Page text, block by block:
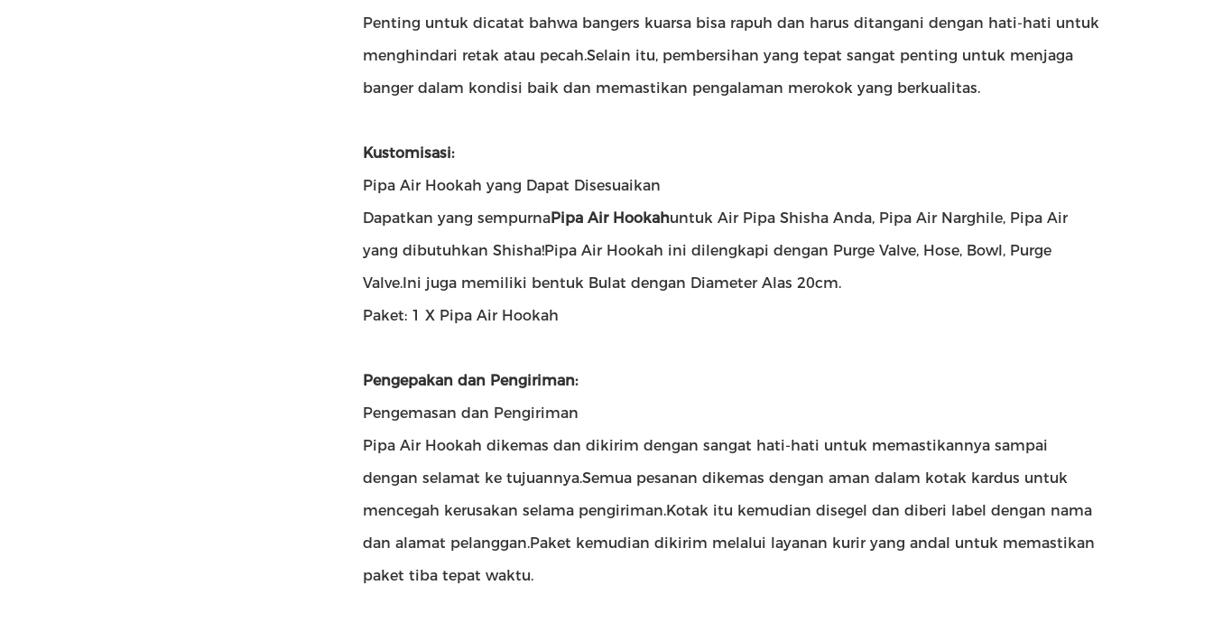
Penting untuk dicatat bahwa bangers kuarsa bisa rapuh dan harus ditangani dengan hati-hati untuk
menghindari retak atau pecah.Selain itu, pembersihan yang tepat sangat penting untuk menjaga
banger dalam kondisi baik dan memastikan pengalaman merokok yang berkualitas.
Kustomisasi:
Pipa Air Hookah yang Dapat Disesuaikan
Dapatkan yang sempurnaPipa Air Hookahuntuk Air Pipa Shisha Anda, Pipa Air Narghile, Pipa Air
yang dibutuhkan Shisha!Pipa Air Hookah ini dilengkapi dengan Purge Valve, Hose, Bowl, Purge
Valve.Ini juga memiliki bentuk Bulat dengan Diameter Alas 20cm.
Paket: 1 X Pipa Air Hookah
Pengepakan dan Pengiriman:
Pengemasan dan Pengiriman
Pipa Air Hookah dikemas dan dikirim dengan sangat hati-hati untuk memastikannya sampai
dengan selamat ke tujuannya.Semua pesanan dikemas dengan aman dalam kotak kardus untuk
mencegah kerusakan selama pengiriman.Kotak itu kemudian disegel dan diberi label dengan nama
dan alamat pelanggan.Paket kemudian dikirim melalui layanan kurir yang andal untuk memastikan
paket tiba tepat waktu.